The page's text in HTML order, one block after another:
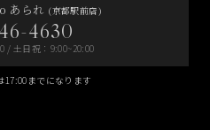
あられ (京都駅前店)
4630
/ 土日祝：9:00~20:00
17:00までになります